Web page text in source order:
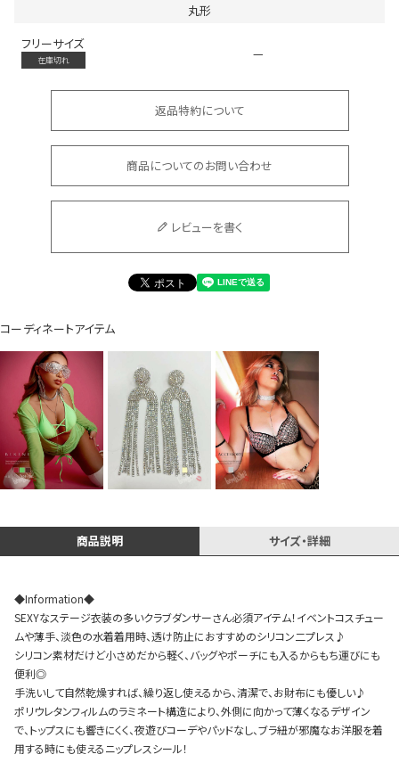
会員登録でいつでもお得に
DANCE MOVIE
Instagram LIVE items
スタッフコーディネート
丸形
フリーサイズ
在庫切れ —
返品特約について
商品についてのお問い合わせ
レビューを書く
コーディネートアイテム
商品説明 サイズ・詳細
◆Information◆
SEXYなステージ衣装の多いクラブダンサーさん必須アイテム！イベントコスチュー
ムや薄手、淡色の水着着用時、透け防止におすすめのシリコン二プレス♪
シリコン素材だけど小さめだから軽く、バッグやポーチにも入るからもち運びにも
便利◎
手洗いして自然乾燥すれば、繰り返し使えるから、清潔で、お財布にも優しい♪
ポリウレタンフィルムのラミネート構造により、外側に向かって薄くなるデザイン
で、トップスにも響きにくく、夜遊びコーデやパッドなし、ブラ紐が邪魔なお洋服を着
用する時にも使えるニップレスシール！